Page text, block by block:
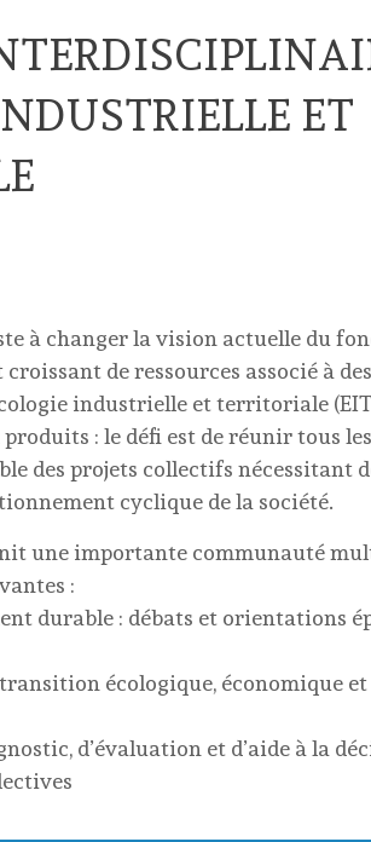
ET
à changer la vision actuelle du
de ressources associé à
industrielle et territoriale
: le défi est de réunir tous
des projets collectifs nécessitant
cyclique de la société.
une importante communauté
:
durable : débats et orientations
écologique, économique
d’évaluation et d’aide à la